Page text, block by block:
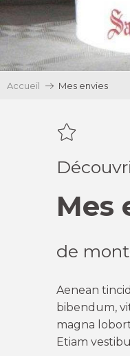
Accueil Mes envies
Mes
de
Aenean
bibendum,
magna
Etiam